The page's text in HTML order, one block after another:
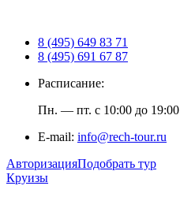
8 (495) 649 83 71
8 (495) 691 67 87
Расписание:
Пн. — пт. с 10:00 до 19:00
E-mail: info@rech-tour.ru
АвторизацияПодобрать тур
Круизы